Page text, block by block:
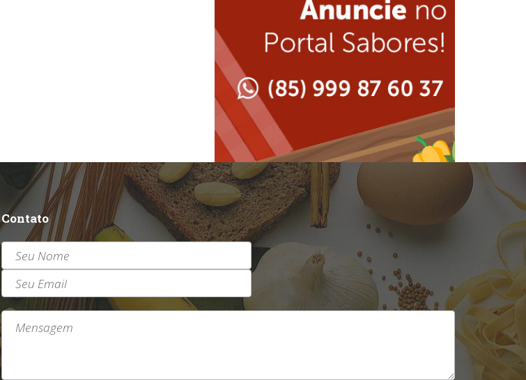
Espanhola
Francesa
Hamburguerias e
Sanduicherias
Internacional
Japonesa e Oriental
Sanduicherias
Lanchonetes
Massas
Padarias e Confeitarias
Peixes e Frutos do Mar
Pizzarias
Contato